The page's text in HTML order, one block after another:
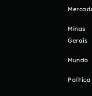
Minas
Gerais
Mundo
Política